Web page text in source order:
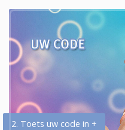
2. Toets uw code in +